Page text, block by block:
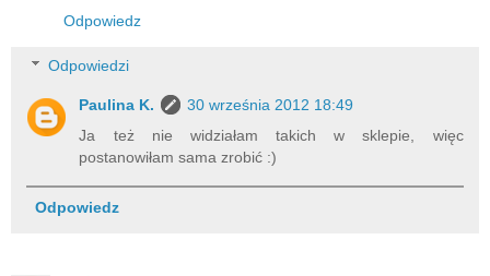
Odpowiedz
Odpowiedzi
Paulina K.
30 września 2012 18:49
Ja też nie widziałam takich w sklepie, więc
postanowiłam sama zrobić :)
Odpowiedz